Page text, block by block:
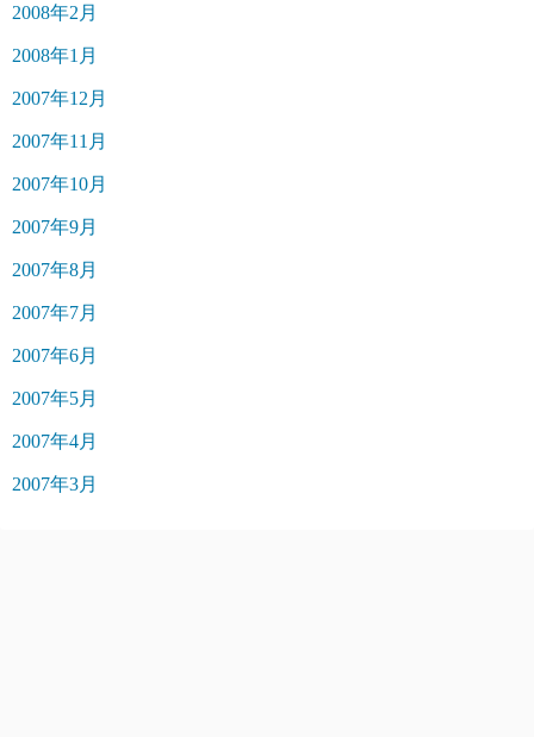
2008年2月
2008年1月
2007年12月
2007年11月
2007年10月
2007年9月
2007年8月
2007年7月
2007年6月
2007年5月
2007年4月
2007年3月